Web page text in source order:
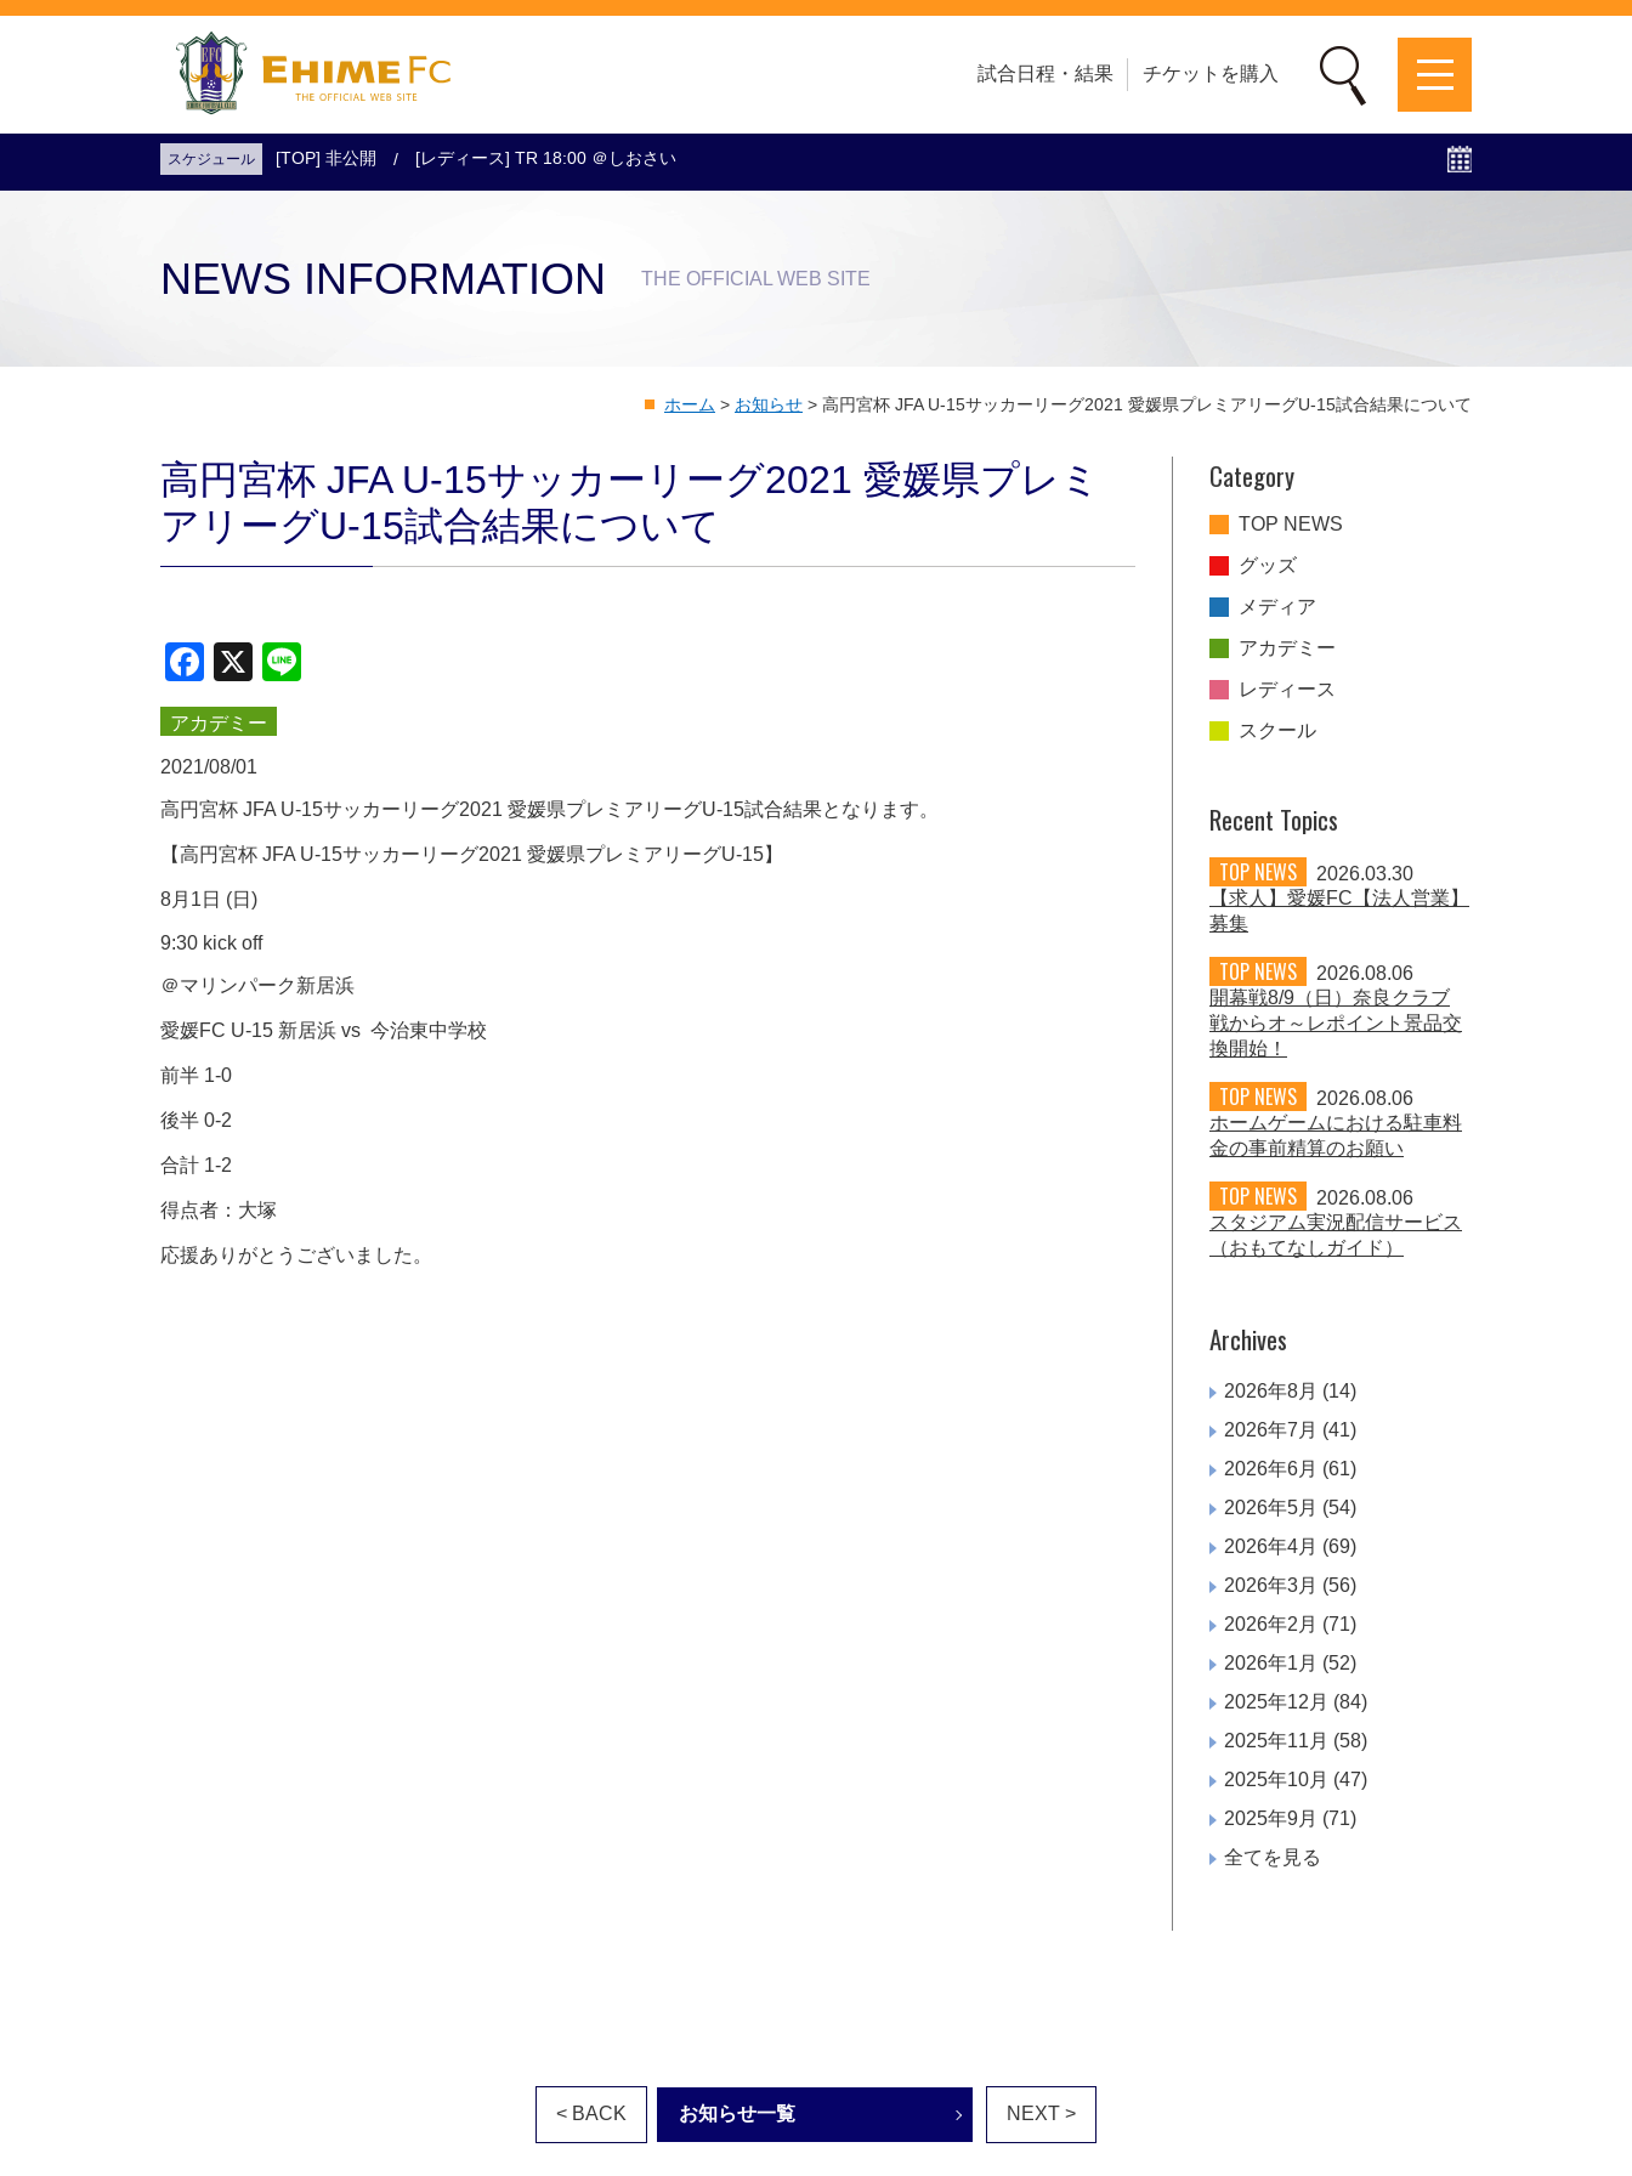
試合日程・結果 チケットを購入
試合日程・結果 アクセス クラブ・会社情報
スケジュール [TOP] 非公開 [レディース] TR 18:00 ＠しおさい
NEWS INFORMATION THE OFFICIAL WEB SITE
ホーム > お知らせ > 高円宮杯 JFA U-15サッカーリーグ2021 愛媛県プレミアリーグU-15試合結果について
高円宮杯 JFA U-15サッカーリーグ2021 愛媛県プレミ
アリーグU-15試合結果について
Facebook
X
アカデミー
2021/08/01
高円宮杯 JFA U-15サッカーリーグ2021 愛媛県プレミアリーグU-15試合結果となります。
【高円宮杯 JFA U-15サッカーリーグ2021 愛媛県プレミアリーグU-15】
8月1日 (日)
9:30 kick off
＠マリンパーク新居浜
愛媛FC U-15 新居浜 vs 今治東中学校
前半 1-0
後半 0-2
合計 1-2
得点者：大塚
応援ありがとうございました。
Category
TOP NEWS
グッズ
メディア
アカデミー
レディース
スクール
Recent Topics
TOP NEWS
2026.03.30
【求人】愛媛FC【法人営業】
募集
TOP NEWS
2026.08.06
開幕戦8/9（日）奈良クラブ
戦からオ～レポイント景品交
換開始！
TOP NEWS
2026.08.06
ホームゲームにおける駐車料
金の事前精算のお願い
TOP NEWS
2026.08.06
スタジアム実況配信サービス
（おもてなしガイド）
Archives
2026年8月 (14)
2026年7月 (41)
2026年6月 (61)
2026年5月 (54)
2026年4月 (69)
2026年3月 (56)
2026年2月 (71)
2026年1月 (52)
2025年12月 (84)
2025年11月 (58)
2025年10月 (47)
2025年9月 (71)
全てを見る
< BACK お知らせ一覧 NEXT >